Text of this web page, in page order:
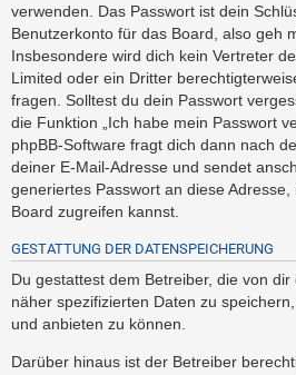
verwenden. Das Passwort ist dein
Benutzerkonto für das Board, also geh
Insbesondere wird dich kein Vertreter
Limited oder ein Dritter
fragen. Solltest du dein Passwort
die Funktion „Ich habe mein Passwort
phpBB-Software fragt dich dann nach
deiner E-Mail-Adresse und sendet
generiertes Passwort an diese
Board zugreifen kannst.
GESTATTUNG DER DATENSPEICHERUNG
Du gestattest dem Betreiber, die von
näher spezifizierten Daten zu
und anbieten zu können.
Darüber hinaus ist der Betreiber